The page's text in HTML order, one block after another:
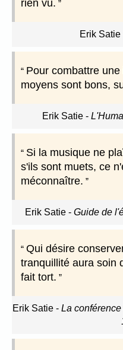
rien vu.
Erik Satie
Pour combattre
moyens sont bons,
Erik Satie -
Si la musique ne
s'ils sont muets, ce
méconnaître.
Erik Satie - Guide de
Qui désire
tranquillité aura soin
fait tort.
Erik Satie- La